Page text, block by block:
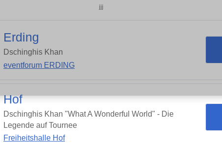
jjj
Erding
Dschinghis Khan
eventforum ERDING
Hof
Dschinghis Khan "What A Wonderful World" - Die
Legende auf Tournee
Freiheitshalle Hof